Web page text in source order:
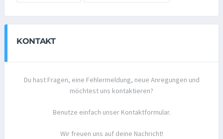
KONTAKT
Du hast Fragen, eine Fehlermeldung, neue Anregungen und
möchtest uns kontaktieren?
Benutze einfach unser Kontaktformular.
Wir freuen uns auf deine Nachricht!